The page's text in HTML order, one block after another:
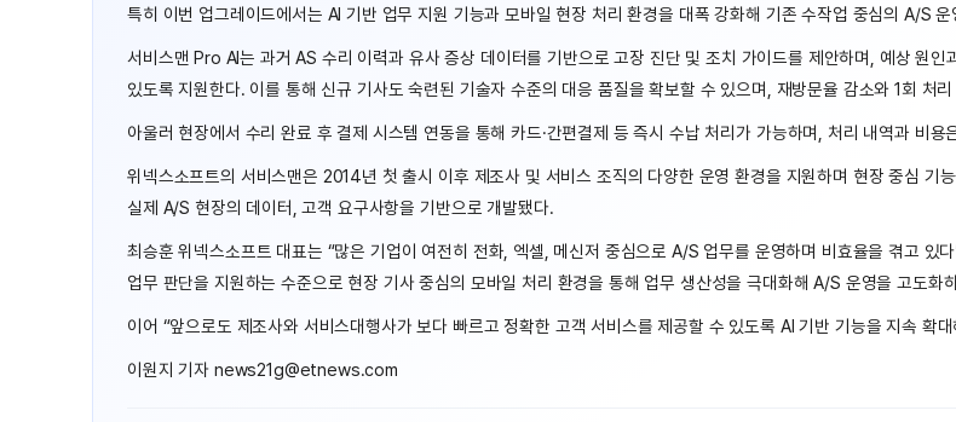
특히 이번 업그레이드에서는 AI 기반 업무 지원 기능과 모바일 현장 처리 환경을 대폭 강화해 기존 수작업 중심의 A/S
서비스맨 Pro AI는 과거 AS 수리 이력과 유사 증상 데이터를 기반으로 고장 진단 및 조치 가이드를 제안하며, 예상 원
있도록 지원한다. 이를 통해 신규 기사도 숙련된 기술자 수준의 대응 품질을 확보할 수 있으며, 재방문율 감소와 1회 처
아울러 현장에서 수리 완료 후 결제 시스템 연동을 통해 카드·간편결제 등 즉시 수납 처리가 가능하며, 처리 내역과 비
위넥스소프트의 서비스맨은 2014년 첫 출시 이후 제조사 및 서비스 조직의 다양한 운영 환경을 지원하며 현장 중심
실제 A/S 현장의 데이터, 고객 요구사항을 기반으로 개발됐다.
최승훈 위넥스소프트 대표는 “많은 기업이 여전히 전화, 엑셀, 메신저 중심으로 A/S 업무를 운영하며 비효율을 겪고 있
업무 판단을 지원하는 수준으로 현장 기사 중심의 모바일 처리 환경을 통해 업무 생산성을 극대화해 A/S 운영을 고도화
이어 “앞으로도 제조사와 서비스대행사가 보다 빠르고 정확한 고객 서비스를 제공할 수 있도록 AI 기반 기능을 지속 확
이원지 기자 news21g@etnews.com